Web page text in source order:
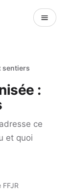
Menu
sentiers
:
ce
et quoi